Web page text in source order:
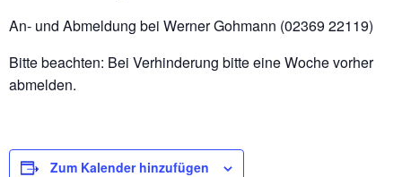
An- und Abmeldung bei Werner Gohmann (02369 22119)
Bitte beachten: Bei Verhinderung bitte eine Woche vorher
abmelden.
Zum Kalender hinzufügen